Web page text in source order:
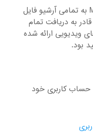
با عضویت ویژه در سایت MatlabFile به تمامی آرشیو فایل
به دریافت تمام
ویدیویی ارائه شده
بود.
حساب کاربری خود